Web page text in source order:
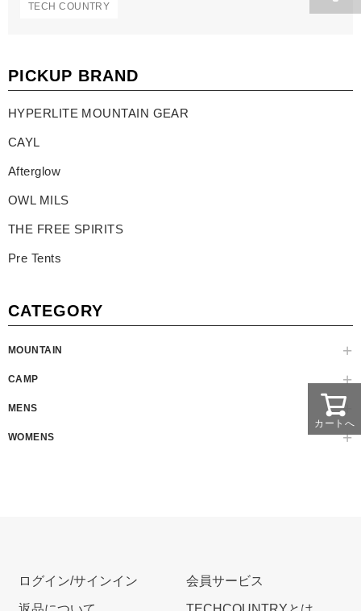
TECH COUNTRY
PICKUP BRAND
HYPERLITE MOUNTAIN GEAR
CAYL
Afterglow
OWL MILS
THE FREE SPIRITS
Pre Tents
CATEGORY
MOUNTAIN
CAMP
MENS
WOMENS
カートへ
ログイン/サインイン 会員サービス